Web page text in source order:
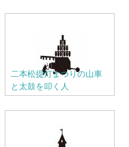
二本松提灯まつりの山車
と太鼓を叩く人